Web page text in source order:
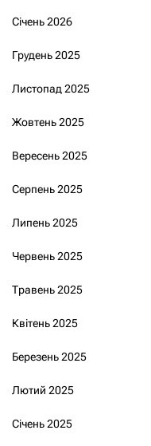
Січень 2026
Грудень 2025
Листопад 2025
Жовтень 2025
Вересень 2025
Серпень 2025
Липень 2025
Червень 2025
Травень 2025
Квітень 2025
Березень 2025
Лютий 2025
Січень 2025